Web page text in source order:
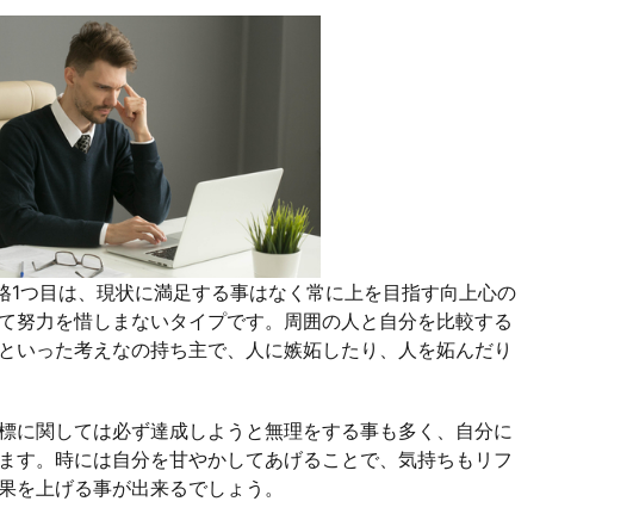
1つ目は、現状に満足する事はなく常に上を目指す向上心の
努力を惜しまないタイプです。周囲の人と自分を比較する
いった考えなの持ち主で、人に嫉妬したり、人を妬んだり
に関しては必ず達成しようと無理をする事も多く、自分に
す。時には自分を甘やかしてあげることで、気持ちもリフ
を上げる事が出来るでしょう。